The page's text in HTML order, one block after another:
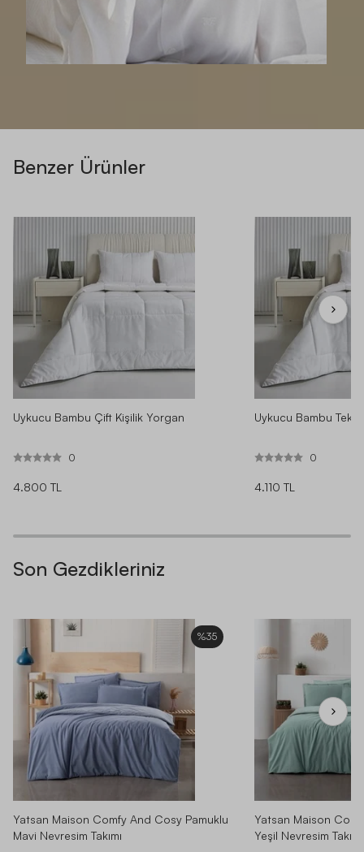
Benzer Ürünler
Uykucu Bambu Çift Kişilik Yorgan
0
4.800 TL
Uykucu Bambu Tek
0
4.110 TL
Son Gezdikleriniz
%35
Yatsan Maison Comfy And Cosy Pamuklu
Mavi Nevresim Takımı
Yatsan Maison
Yeşil Nevresim Takımı